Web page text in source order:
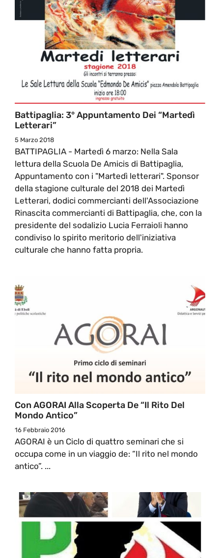
Battipaglia: 3° Appuntamento Dei “Martedì
Letterari”
5 Marzo 2018
BATTIPAGLIA - Martedì 6 marzo: Nella Sala
lettura della Scuola De Amicis di Battipaglia,
Appuntamento con i "Martedì letterari". Sponsor
della stagione culturale del 2018 dei Martedì
Letterari, dodici commercianti dell'Associazione
Rinascita commercianti di Battipaglia, che, con la
presidente del sodalizio Lucia Ferraioli hanno
condiviso lo spirito meritorio dell'iniziativa
culturale che hanno fatta propria.
Con AGORAI Alla Scoperta De “Il Rito Del
Mondo Antico”
16 Febbraio 2016
AGORAI è un Ciclo di quattro seminari che si
occupa come in un viaggio de: “Il rito nel mondo
antico”. ...